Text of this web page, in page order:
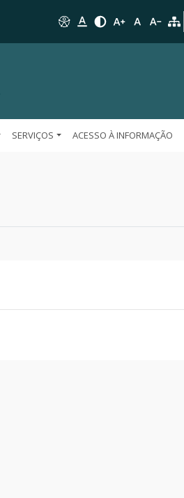
SERVIÇOS ACESSO À INFORMAÇÃO